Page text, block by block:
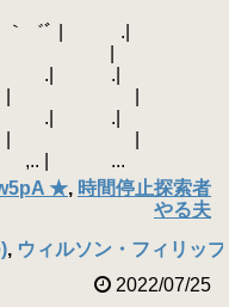
| .|
| |
.|
| .| | |
.|
| .| | |
...
★, 時間停止探索者
やる夫
, ウィルソン・フィリッ
2022/07/25